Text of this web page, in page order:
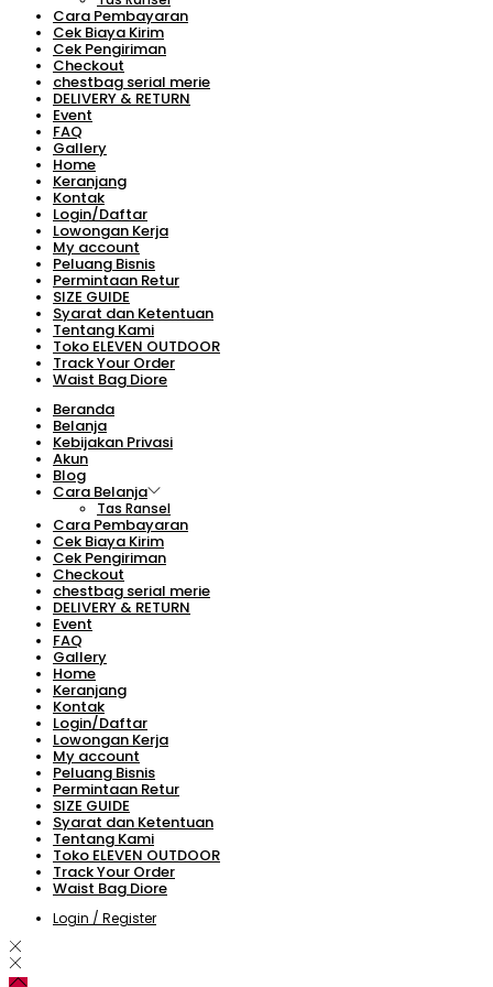
Cara Pembayaran
Cek Biaya Kirim
Cek Pengiriman
Checkout
chestbag serial merie
DELIVERY & RETURN
Event
FAQ
Gallery
Home
Keranjang
Kontak
Login/Daftar
Lowongan Kerja
My account
Peluang Bisnis
Permintaan Retur
SIZE GUIDE
Syarat dan Ketentuan
Tentang Kami
Toko ELEVEN OUTDOOR
Track Your Order
Waist Bag Diore
Beranda
Belanja
Kebijakan Privasi
Akun
Blog
Cara Belanja
Tas Ransel
Cara Pembayaran
Cek Biaya Kirim
Cek Pengiriman
Checkout
chestbag serial merie
DELIVERY & RETURN
Event
FAQ
Gallery
Home
Keranjang
Kontak
Login/Daftar
Lowongan Kerja
My account
Peluang Bisnis
Permintaan Retur
SIZE GUIDE
Syarat dan Ketentuan
Tentang Kami
Toko ELEVEN OUTDOOR
Track Your Order
Waist Bag Diore
Login / Register